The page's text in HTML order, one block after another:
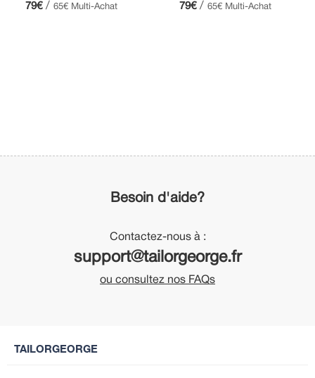
79€ / 65€ Multi-Achat 79€ / 65€ Multi-Achat
Besoin d'aide?
Contactez-nous à :
support@tailorgeorge.fr
ou consultez nos FAQs
TAILORGEORGE